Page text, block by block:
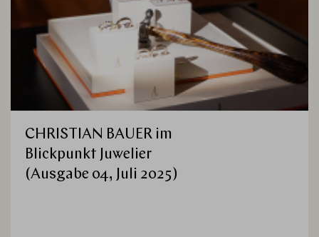
CHRISTIAN BAUER im
Blickpunkt Juwelier
(Ausgabe 04, Juli 2025)